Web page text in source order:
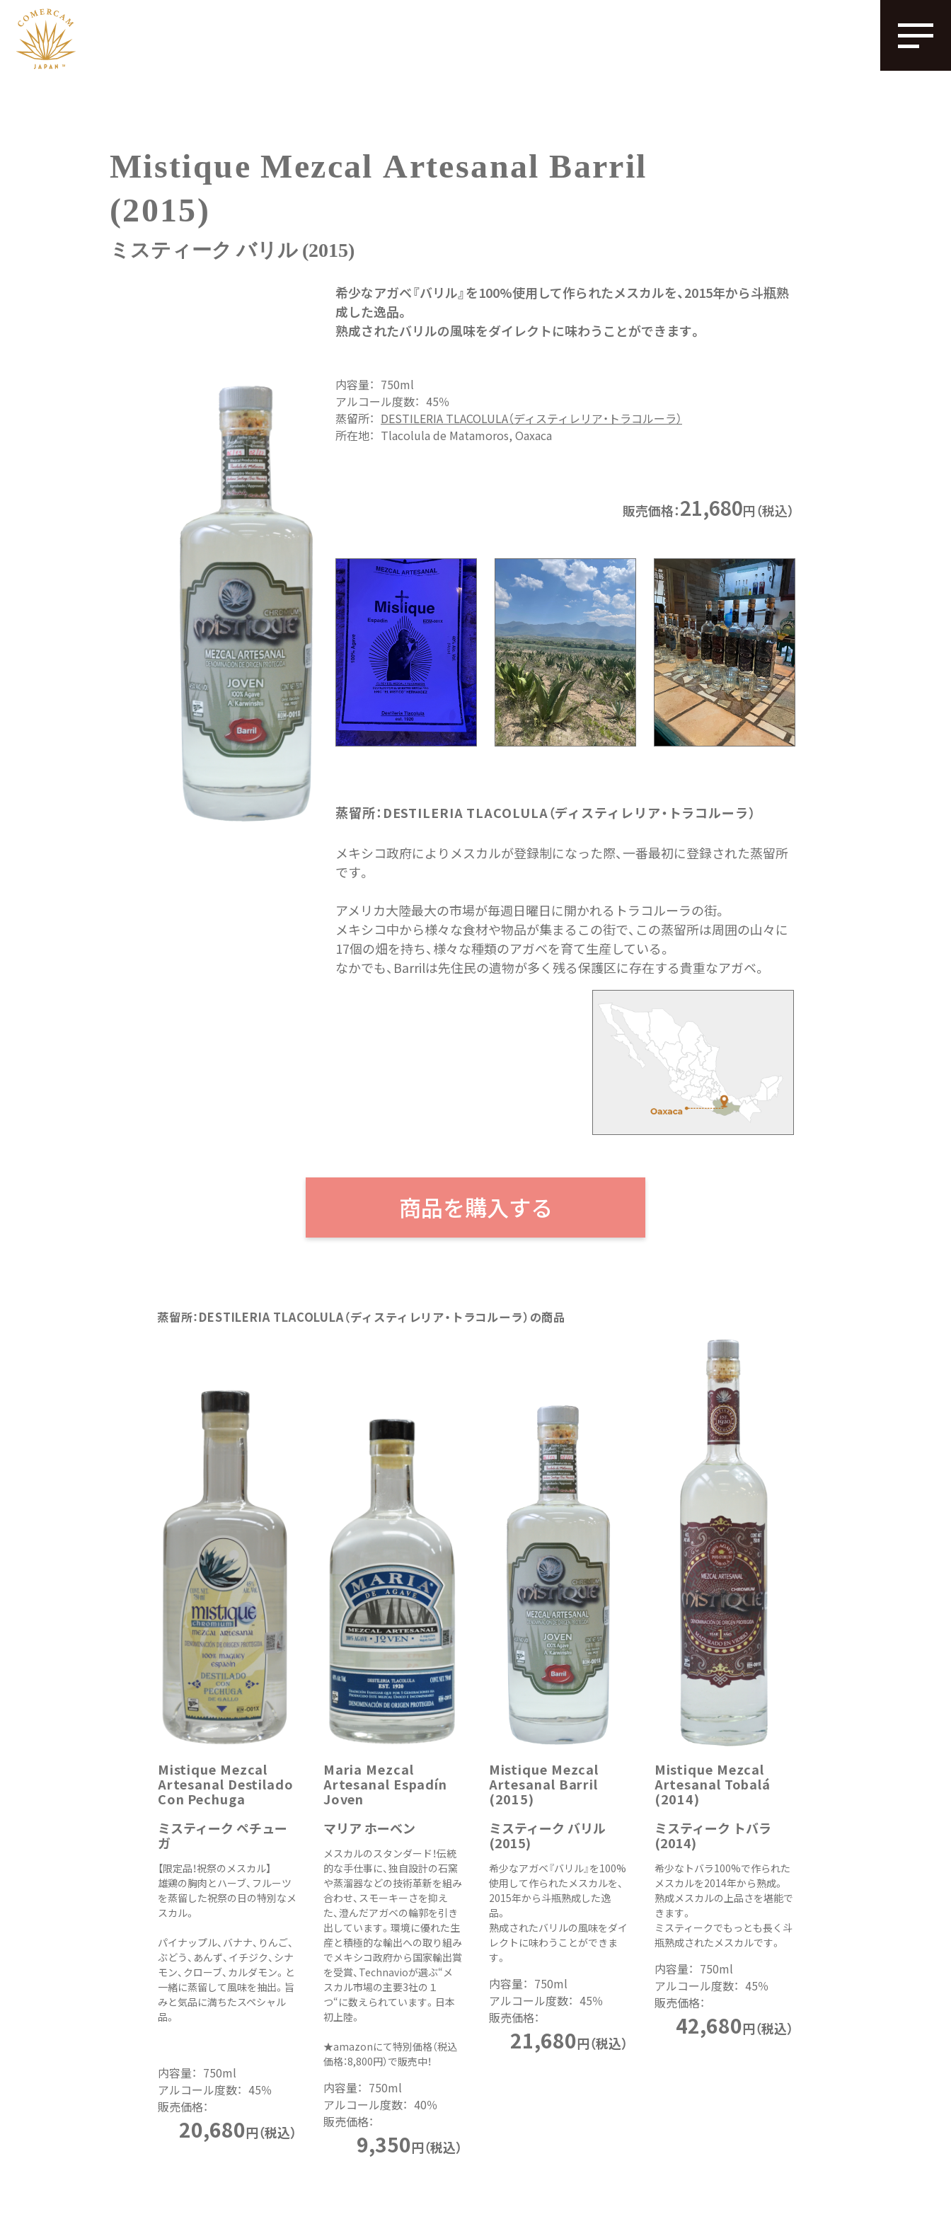
content
Mistique Mezcal Artesanal Barril
(2015)
ミスティーク バリル (2015)
希少なアガベ『バリル』を100%使用して作られたメスカルを、2015年から斗瓶熟
成した逸品。
熟成されたバリルの風味をダイレクトに味わうことができます。
内容量： 750ml
アルコール度数： 45％
蒸留所： DESTILERIA TLACOLULA（ディスティレリア・トラコルーラ）
所在地： Tlacolula de Matamoros, Oaxaca
販売価格：21,680円（税込）
蒸留所：DESTILERIA TLACOLULA（ディスティレリア・トラコルーラ）
メキシコ政府によりメスカルが登録制になった際、一番最初に登録された蒸留所
です。
アメリカ大陸最大の市場が毎週日曜日に開かれるトラコルーラの街。
メキシコ中から様々な食材や物品が集まるこの街で、この蒸留所は周囲の山々に
17個の畑を持ち、様々な種類のアガベを育て生産している。
なかでも、Barrilは先住民の遺物が多く残る保護区に存在する貴重なアガベ。
商品を購入する
蒸留所：DESTILERIA TLACOLULA（ディスティレリア・トラコルーラ）の商品
Mistique Mezcal
Artesanal Destilado
Con Pechuga
ミスティーク ペチュー
ガ
【限定品！祝祭のメスカル】
雄鶏の胸肉とハーブ、フルーツ
を蒸留した祝祭の日の特別なメ
スカル。
パイナップル、バナナ、りんご、
ぶどう、あんず、イチジク、シナ
モン、クローブ、カルダモン。と
一緒に蒸留して風味を抽出。旨
みと気品に満ちたスペシャル
品。
内容量： 750ml
アルコール度数： 45％
販売価格：
20,680円（税込）
Maria Mezcal
Artesanal Espadín
Joven
マリア ホーベン
メスカルのスタンダード！伝統
的な手仕事に、独自設計の石窯
や蒸溜器などの技術革新を組み
合わせ、スモーキーさを抑え
た、澄んだアガベの輪郭を引き
出しています。環境に優れた生
産と積極的な輸出への取り組み
でメキシコ政府から国家輸出賞
を受賞、Technavioが選ぶ“メ
スカル市場の主要3社の１
つ“に数えられています。日本
初上陸。
★amazonにて特別価格（税込
価格：8,800円）で販売中！
内容量： 750ml
アルコール度数： 40％
販売価格：
9,350円（税込）
Mistique Mezcal
Artesanal Barril
(2015)
ミスティーク バリル
(2015)
希少なアガベ『バリル』を100%
使用して作られたメスカルを、
2015年から斗瓶熟成した逸
品。
熟成されたバリルの風味をダイ
レクトに味わうことができま
す。
内容量： 750ml
アルコール度数： 45％
販売価格：
21,680円（税込）
Mistique Mezcal
Artesanal Tobalá
(2014)
ミスティーク トバラ
(2014)
希少なトバラ100%で作られた
メスカルを2014年から熟成。
熟成メスカルの上品さを堪能で
きます。
ミスティークでもっとも長く斗
瓶熟成されたメスカルです。
内容量： 750ml
アルコール度数： 45％
販売価格：
42,680円（税込）